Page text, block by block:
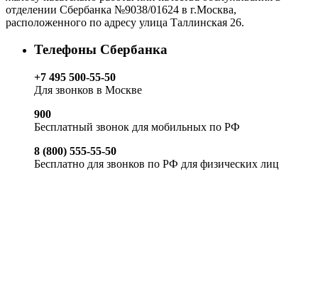
отделении Сбербанка №9038/01624 в г.Москва,
расположенного по адресу улица Таллинская 26.
Телефоны Сбербанка
+7 495 500-55-50
Для звонков в Москве
900
Бесплатный звонок для мобильных по РФ
8 (800) 555-55-50
Бесплатно для звонков по РФ для физических лиц